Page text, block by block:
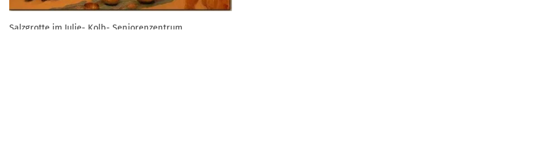
Salzgrotte im Julie- Kolb- Seniorenzentrum